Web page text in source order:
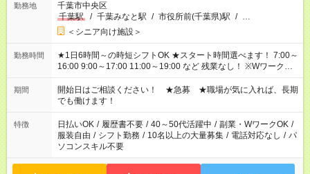
勤務地
千葉市中央区
千葉駅
/ 千葉みなと駅 / 市役所前(千葉県)駅 / …
＜シニア向け施設＞
勤務時間
★1日6時間～の時短シフトOK ★スタート時間選べます！ 7:00～
16:00 9:00～17:00 11:00～19:00 など 残業なし！ ※Wワークの
場合、他のお仕事と合わせ週40時間超の就業はご案内できませ
ん ※法令に基づき、週20時間以上勤務は社会保険への加入対象
となります ※労働者派遣法（日雇い派遣の原則禁止）により、
短時間・短期間の就業はご案内が難しい場合があります
期間
開始日はご相談ください！ ★急募 ★職場が気に入れば、長期
でも働けます！
特徴 日払いOK / 履歴書不要 / 40～50代活躍中 / 副業・WワークOK /
服装自由 / シフト勤務 / 10名以上の大量募集 / 電話対応なし / パ
ソコンスキル不要